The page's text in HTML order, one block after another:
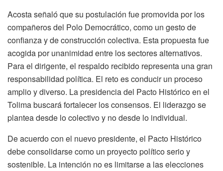
Acosta señaló que su postulación fue promovida por los
compañeros del Polo Democrático, como un gesto de
confianza y de construcción colectiva. Esta propuesta fue
acogida por unanimidad entre los sectores alternativos.
Para el dirigente, el respaldo recibido representa una gran
responsabilidad política. El reto es conducir un proceso
amplio y diverso. La presidencia del Pacto Histórico en el
Tolima buscará fortalecer los consensos. El liderazgo se
plantea desde lo colectivo y no desde lo individual.
De acuerdo con el nuevo presidente, el Pacto Histórico
debe consolidarse como un proyecto político serio y
sostenible. La intención no es limitarse a las elecciones